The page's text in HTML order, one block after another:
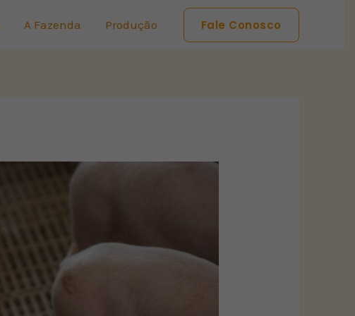
A Fazenda Produção Fale Conosco